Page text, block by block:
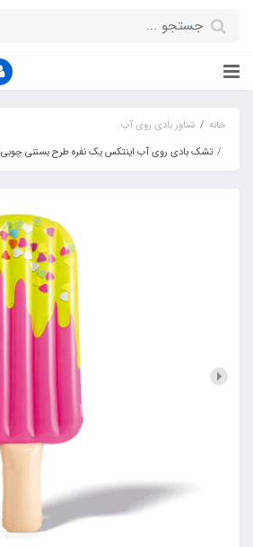
خانه
شناور بادی روی آب
تشک بادی روی آب اینتکس یک نفره طرح بستنی چوبی 58766